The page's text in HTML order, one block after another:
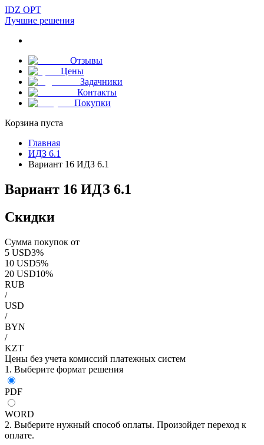
IDZ OPT
Лучшие решения
Отзывы
Цены
Задачники
Контакты
Покупки
Корзина пуста
Главная
ИДЗ 6.1
Вариант 16 ИДЗ 6.1
Вариант 16 ИДЗ 6.1
Скидки
Сумма покупок от
5 USD3%
10 USD5%
20 USD10%
RUB
/
USD
/
BYN
/
KZT
Цены без учета комиссий платежных систем
1. Выберите формат решения
PDF
WORD
2. Выберите нужный способ оплаты. Произойдет переход к
оплате.